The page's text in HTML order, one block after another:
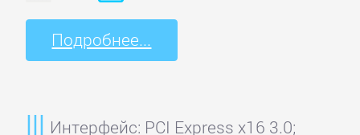
Подробнее...
Интерфейс: PCI Express x16 3.0;
Gigabyte